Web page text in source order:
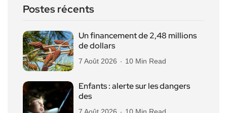
Postes récents
Un financement de 2,48 millions
de dollars
7 Août 2026 10 Min Read
Enfants : alerte sur les dangers
des
7 Août 2026 10 Min Read